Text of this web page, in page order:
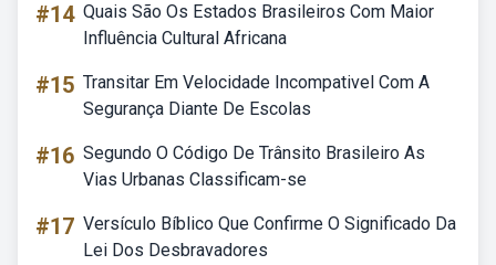
#14 Quais São Os Estados Brasileiros Com Maior
Influência Cultural Africana
#15 Transitar Em Velocidade Incompativel Com A
Segurança Diante De Escolas
#16 Segundo O Código De Trânsito Brasileiro As
Vias Urbanas Classificam-se
#17 Versículo Bíblico Que Confirme O Significado Da
Lei Dos Desbravadores